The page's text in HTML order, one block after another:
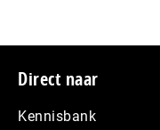
Footer
Direct naar
Kennisbank